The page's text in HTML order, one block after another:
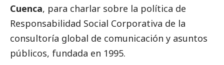
Cuenca, para charlar sobre la política de
Responsabilidad Social Corporativa de la
consultoría global de comunicación y asuntos
públicos, fundada en 1995.